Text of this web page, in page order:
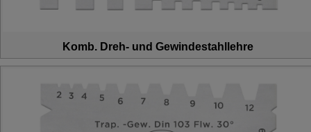
Komb. Dreh- und Gewindestahllehre